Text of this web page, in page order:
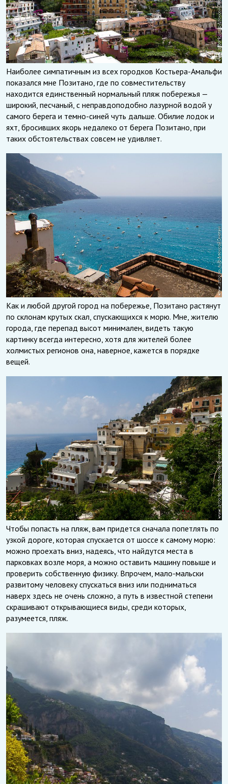
Наиболее симпатичным из всех городков Костьера-Амальфи
показался мне Позитано, где по совместительству
находится единственный нормальный пляж побережья —
широкий, песчаный, с неправдоподобно лазурной водой у
самого берега и темно-синей чуть дальше. Обилие лодок и
яхт, бросивших якорь недалеко от берега Позитано, при
таких обстоятельствах совсем не удивляет.
Как и любой другой город на побережье, Позитано растянут
по склонам крутых скал, спускающихся к морю. Мне, жителю
города, где перепад высот минимален, видеть такую
картинку всегда интересно, хотя для жителей более
холмистых регионов она, наверное, кажется в порядке
вещей.
Чтобы попасть на пляж, вам придется сначала попетлять по
узкой дороге, которая спускается от шоссе к самому морю:
можно проехать вниз, надеясь, что найдутся места в
парковках возле моря, а можно оставить машину повыше и
проверить собственную физику. Впрочем, мало-мальски
развитому человеку спускаться вниз или подниматься
наверх здесь не очень сложно, а путь в известной степени
скрашивают открывающиеся виды, среди которых,
разумеется, пляж.